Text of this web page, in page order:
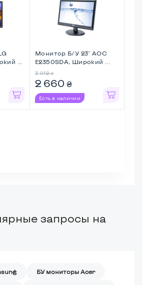
...
Монитор Б/У 23" AOC
E2350SDA, Широкий ...
3 912 ₴
2 660 ₴
Есть в наличии
запросы на
БУ мониторы Acer